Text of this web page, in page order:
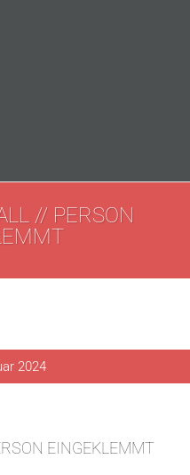
// PERSON
2024
EINGEKLEMMT